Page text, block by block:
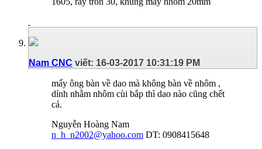
Nam CNC viết: 16-03-2017 10:31:19 PM
mấy ông bàn về dao mà không bàn về nhôm ,
dính nhằm nhôm cùi bắp thì dao nào cũng chết
cả.
Nguyễn Hoàng Nam
n_h_n2002@yahoo.com DT: 0908415648